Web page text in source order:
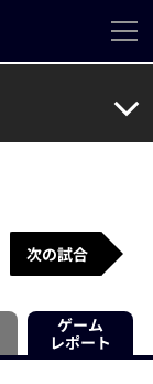
次の試合
ゲーム
レポート